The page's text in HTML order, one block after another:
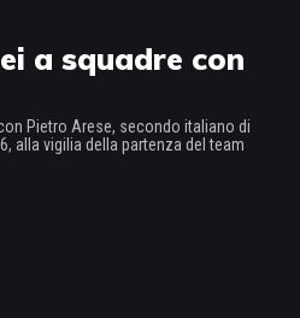
a squadre con
Pietro Arese, secondo italiano di
alla vigilia della partenza del team